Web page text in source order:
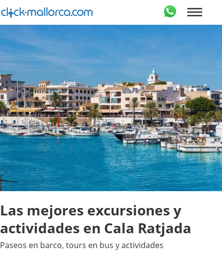
Las mejores excursiones y
actividades en Cala Ratjada
Paseos en barco, tours en bus y actividades